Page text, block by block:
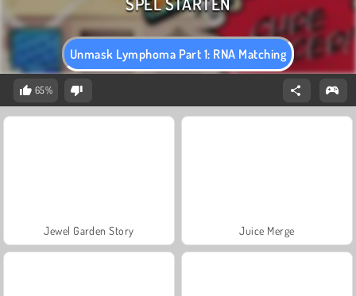
Unmask Lymphoma Part 1: RNA Matching
65%
Jewel Garden Story Juice Merge